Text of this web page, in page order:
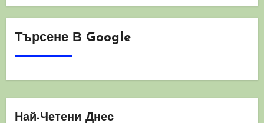
Търсене В Google
Най-Четени Днес